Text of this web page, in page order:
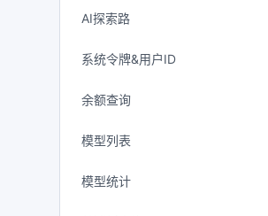
AI探索路
系统令牌&用户ID
余额查询
模型列表
模型统计